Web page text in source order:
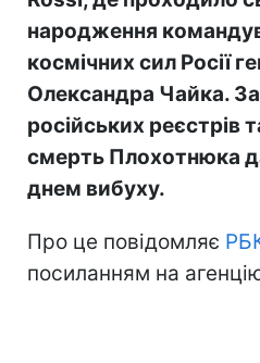
народження
космічних сил Росії
Олександра Чайка.
російських реєстрів
смерть Плохотнюка
днем вибуху.
Про це повідомляє
посиланням на